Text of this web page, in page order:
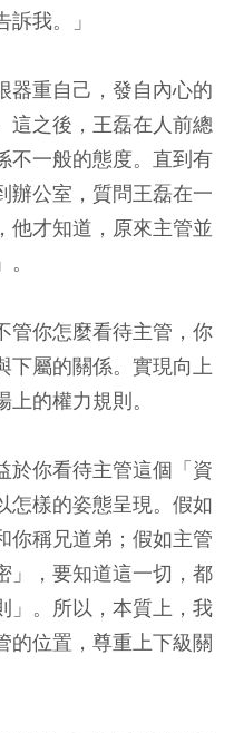
我。」
器重自己，發自內心的
這之後，王磊在人前總
不一般的態度。直到有
辦公室，質問王磊在一
他才知道，原來主管並
管你怎麼看待主管，你
下屬的關係。實現向上
的權力規則。
於你看待主管這個「資
怎樣的姿態呈現。假如
你稱兄道弟；假如主管
」，要知道這一切，都
」。所以，本質上，我
的位置，尊重上下級關